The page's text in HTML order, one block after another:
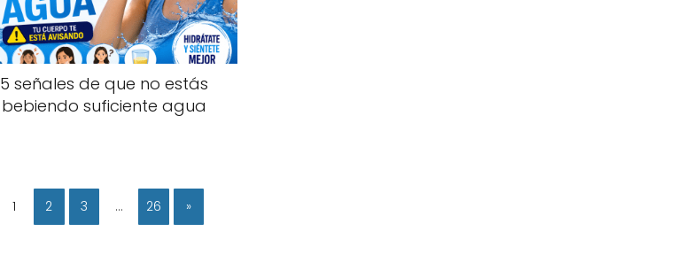
5 señales de que no estás
bebiendo suficiente agua
1 2 3 … 26 »